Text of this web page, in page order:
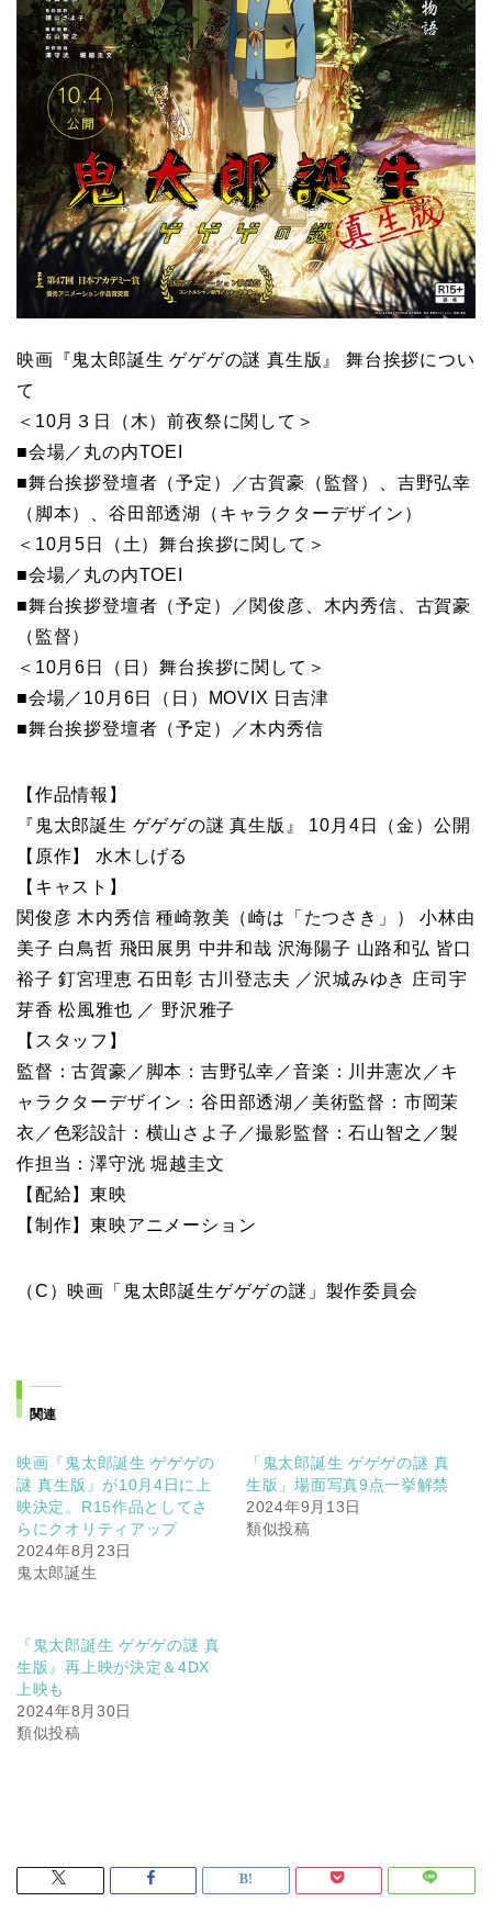
映画『鬼太郎誕生 ゲゲゲの謎 真生版』 舞台挨拶につい
て
＜10月３日（木）前夜祭に関して＞
■会場／丸の内TOEI
■舞台挨拶登壇者（予定）／古賀豪（監督）、吉野弘幸
（脚本）、谷田部透湖（キャラクターデザイン）
＜10月5日（土）舞台挨拶に関して＞
■会場／丸の内TOEI
■舞台挨拶登壇者（予定）／関俊彦、木内秀信、古賀豪
（監督）
＜10月6日（日）舞台挨拶に関して＞
■会場／10月6日（日）MOVIX 日吉津
■舞台挨拶登壇者（予定）／木内秀信
【作品情報】
『鬼太郎誕生 ゲゲゲの謎 真生版』 10月4日（金）公開
【原作】 水木しげる
【キャスト】
関俊彦 木内秀信 種崎敦美（崎は「たつさき」） 小林由
美子 白鳥哲 飛田展男 中井和哉 沢海陽子 山路和弘 皆口
裕子 釘宮理恵 石田彰 古川登志夫 ／沢城みゆき 庄司宇
芽香 松風雅也 ／ 野沢雅子
【スタッフ】
監督：古賀豪／脚本：吉野弘幸／音楽：川井憲次／キ
ャラクターデザイン：谷田部透湖／美術監督：市岡茉
衣／色彩設計：横山さよ子／撮影監督：石山智之／製
作担当：澤守洸 堀越圭文
【配給】東映
【制作】東映アニメーション
（C）映画「鬼太郎誕生ゲゲゲの謎」製作委員会
関連
映画『鬼太郎誕生 ゲゲゲの
謎 真生版』が10月4日に上
映決定。R15作品としてさ
らにクオリティアップ
2024年8月23日
鬼太郎誕生
「鬼太郎誕生 ゲゲゲの謎 真
生版」場面写真9点一挙解禁
2024年9月13日
類似投稿
『鬼太郎誕生 ゲゲゲの謎 真
生版』再上映が決定＆4DX
上映も
2024年8月30日
類似投稿